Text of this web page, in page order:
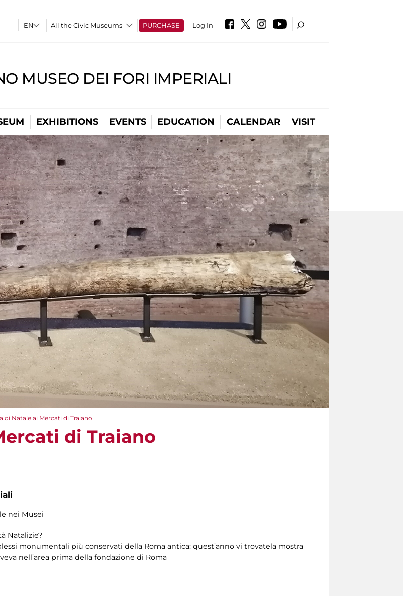
All the Civic Museums PURCHASE Log In
MUSEO DEI FORI IMPERIALI
EXHIBITIONS EVENTS EDUCATION CALENDAR VISIT
di Natale ai Mercati di Traiano
di Traiano
nei Musei
Natalizie?
monumentali più conservati della Roma antica: quest’anno vi trovatela mostra
nell’area prima della fondazione di Roma